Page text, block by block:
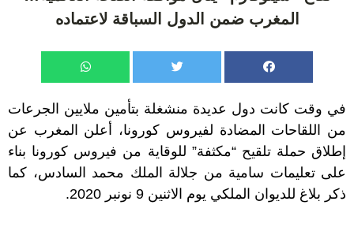
المغرب ضمن الدول السباقة لاعتماده
في وقت كانت دول عديدة منشغلة بتأمين ملايين الجرعات
من اللقاحات المضادة لفيروس كورونا، أعلن المغرب عن
إطلاق حملة تلقيح “مكثفة” للوقاية من فيروس كورونا بناء
على تعليمات سامية من جلالة الملك محمد السادس، كما
ذكر بلاغ للديوان الملكي يوم الاثنين 9 نونبر 2020.